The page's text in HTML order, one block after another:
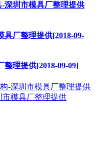
深圳市模具厂整理提供
厂整理提供[2018-09-
理提供[2018-09-09]
-深圳市模具厂整理提供
市模具厂整理提供